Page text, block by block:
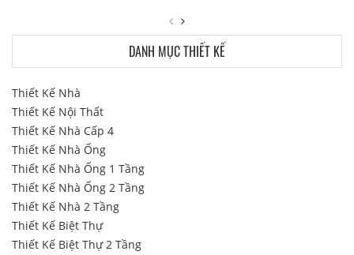
DANH MỤC THIẾT KẾ
Thiết Kế Nhà
Thiết Kế Nội Thất
Thiết Kế Nhà Cấp 4
Thiết Kế Nhà Ống
Thiết Kế Nhà Ống 1 Tầng
Thiết Kế Nhà Ống 2 Tầng
Thiết Kế Nhà 2 Tầng
Thiết Kế Biệt Thự
Thiết Kế Biệt Thự 2 Tầng